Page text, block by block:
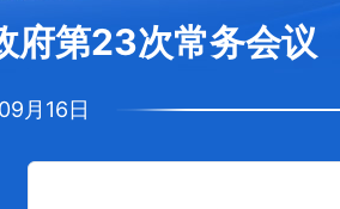
府第23次常务会议
月16日